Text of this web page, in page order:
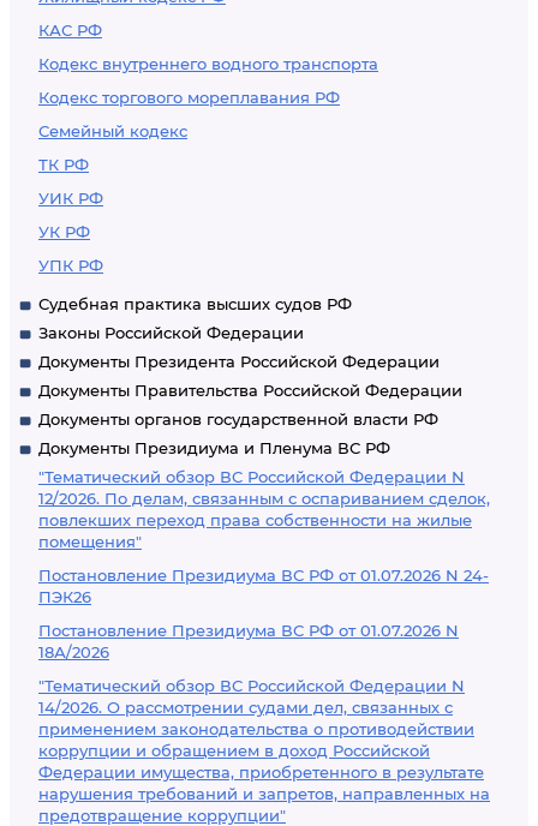
КАС РФ
Кодекс внутреннего водного транспорта
Кодекс торгового мореплавания РФ
Семейный кодекс
ТК РФ
УИК РФ
УК РФ
УПК РФ
Судебная практика высших судов РФ
Законы Российской Федерации
Документы Президента Российской Федерации
Документы Правительства Российской Федерации
Документы органов государственной власти РФ
Документы Президиума и Пленума ВС РФ
"Тематический обзор ВС Российской Федерации N
12/2026. По делам, связанным с оспариванием сделок,
повлекших переход права собственности на жилые
помещения"
Постановление Президиума ВС РФ от 01.07.2026 N 24-
ПЭК26
Постановление Президиума ВС РФ от 01.07.2026 N
18А/2026
"Тематический обзор ВС Российской Федерации N
14/2026. О рассмотрении судами дел, связанных с
применением законодательства о противодействии
коррупции и обращением в доход Российской
Федерации имущества, приобретенного в результате
нарушения требований и запретов, направленных на
предотвращение коррупции"